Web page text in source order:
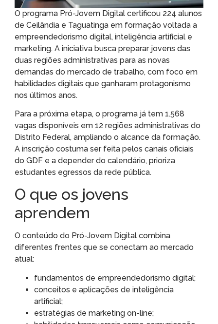
O programa Pró-Jovem Digital certificou 224 alunos
de Ceilândia e Taguatinga em formação voltada a
empreendedorismo digital, inteligência artificial e
marketing. A iniciativa busca preparar jovens das
duas regiões administrativas para as novas
demandas do mercado de trabalho, com foco em
habilidades digitais que ganharam protagonismo
nos últimos anos.
Para a próxima etapa, o programa já tem 1.568
vagas disponíveis em 12 regiões administrativas do
Distrito Federal, ampliando o alcance da formação.
A inscrição costuma ser feita pelos canais oficiais
do GDF e a depender do calendário, prioriza
estudantes egressos da rede pública.
O que os jovens
aprendem
O conteúdo do Pró-Jovem Digital combina
diferentes frentes que se conectam ao mercado
atual:
fundamentos de empreendedorismo digital;
conceitos e aplicações de inteligência
artificial;
estratégias de marketing on-line;